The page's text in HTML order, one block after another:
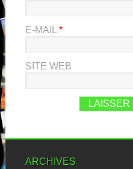
E-MAIL *
SITE WEB
ARCHIVES